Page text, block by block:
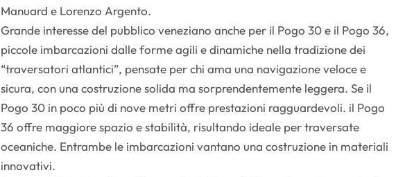
Manuard e Lorenzo Argento.
Grande interesse del pubblico veneziano anche per il Pogo 30 e il Pogo 36,
piccole imbarcazioni dalle forme agili e dinamiche nella tradizione dei
“traversatori atlantici”, pensate per chi ama una navigazione veloce e
sicura, con una costruzione solida ma sorprendentemente leggera. Se il
Pogo 30 in poco più di nove metri offre prestazioni ragguardevoli. il Pogo
36 offre maggiore spazio e stabilità, risultando ideale per traversate
oceaniche. Entrambe le imbarcazioni vantano una costruzione in materiali
innovativi.